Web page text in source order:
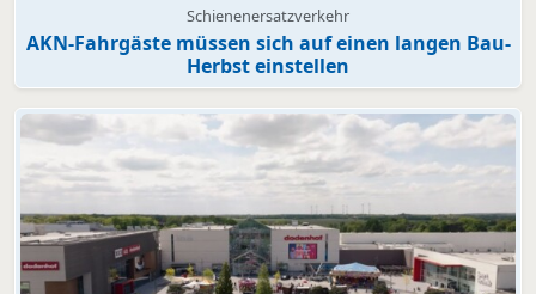
Schienenersatzverkehr
AKN-Fahrgäste müssen sich auf einen langen Bau-
Herbst einstellen